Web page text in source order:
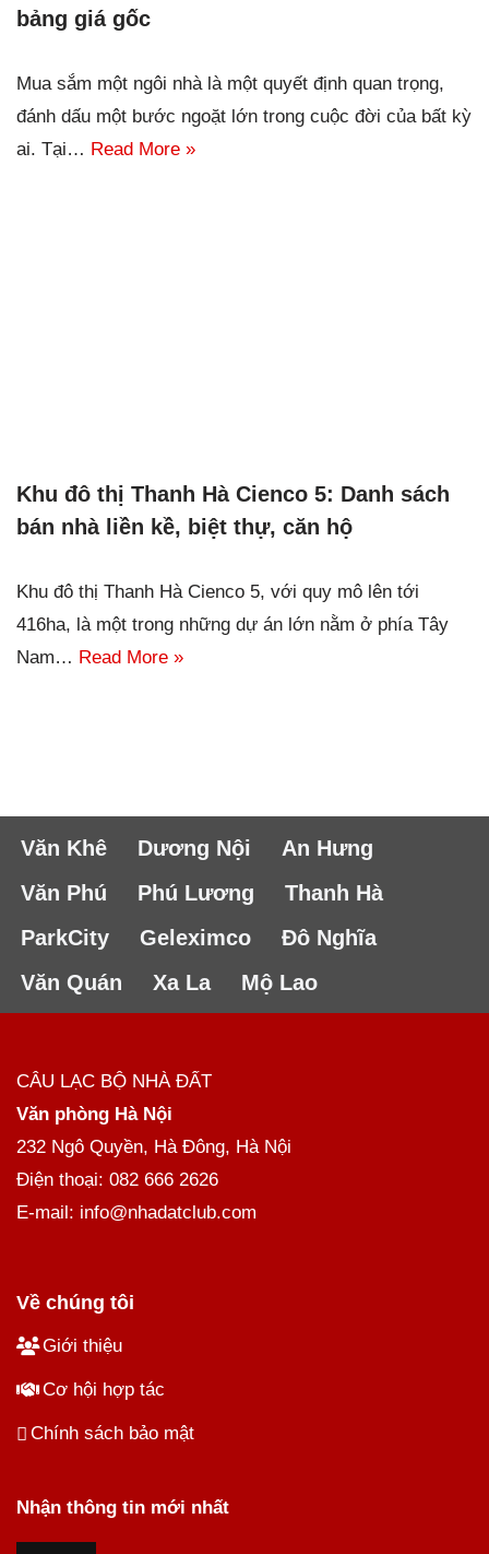
bảng giá gốc
Mua sắm một ngôi nhà là một quyết định quan trọng,
đánh dấu một bước ngoặt lớn trong cuộc đời của bất kỳ
ai. Tại… Read More »
Khu đô thị Thanh Hà Cienco 5: Danh sách
bán nhà liền kề, biệt thự, căn hộ
Khu đô thị Thanh Hà Cienco 5, với quy mô lên tới
416ha, là một trong những dự án lớn nằm ở phía Tây
Nam… Read More »
Văn Khê Dương Nội
An Hưng
Văn Phú
Phú Lương
Thanh Hà
ParkCity
Geleximco
Đô Nghĩa
Văn Quán
Xa La Mộ Lao
CÂU LẠC BỘ NHÀ ĐẤT
Văn phòng Hà Nội
232 Ngô Quyền, Hà Đông, Hà Nội
Điện thoại: 082 666 2626
E-mail: info@nhadatclub.com
Về chúng tôi
Giới thiệu
Cơ hội hợp tác
Chính sách bảo mật
Nhận thông tin mới nhất